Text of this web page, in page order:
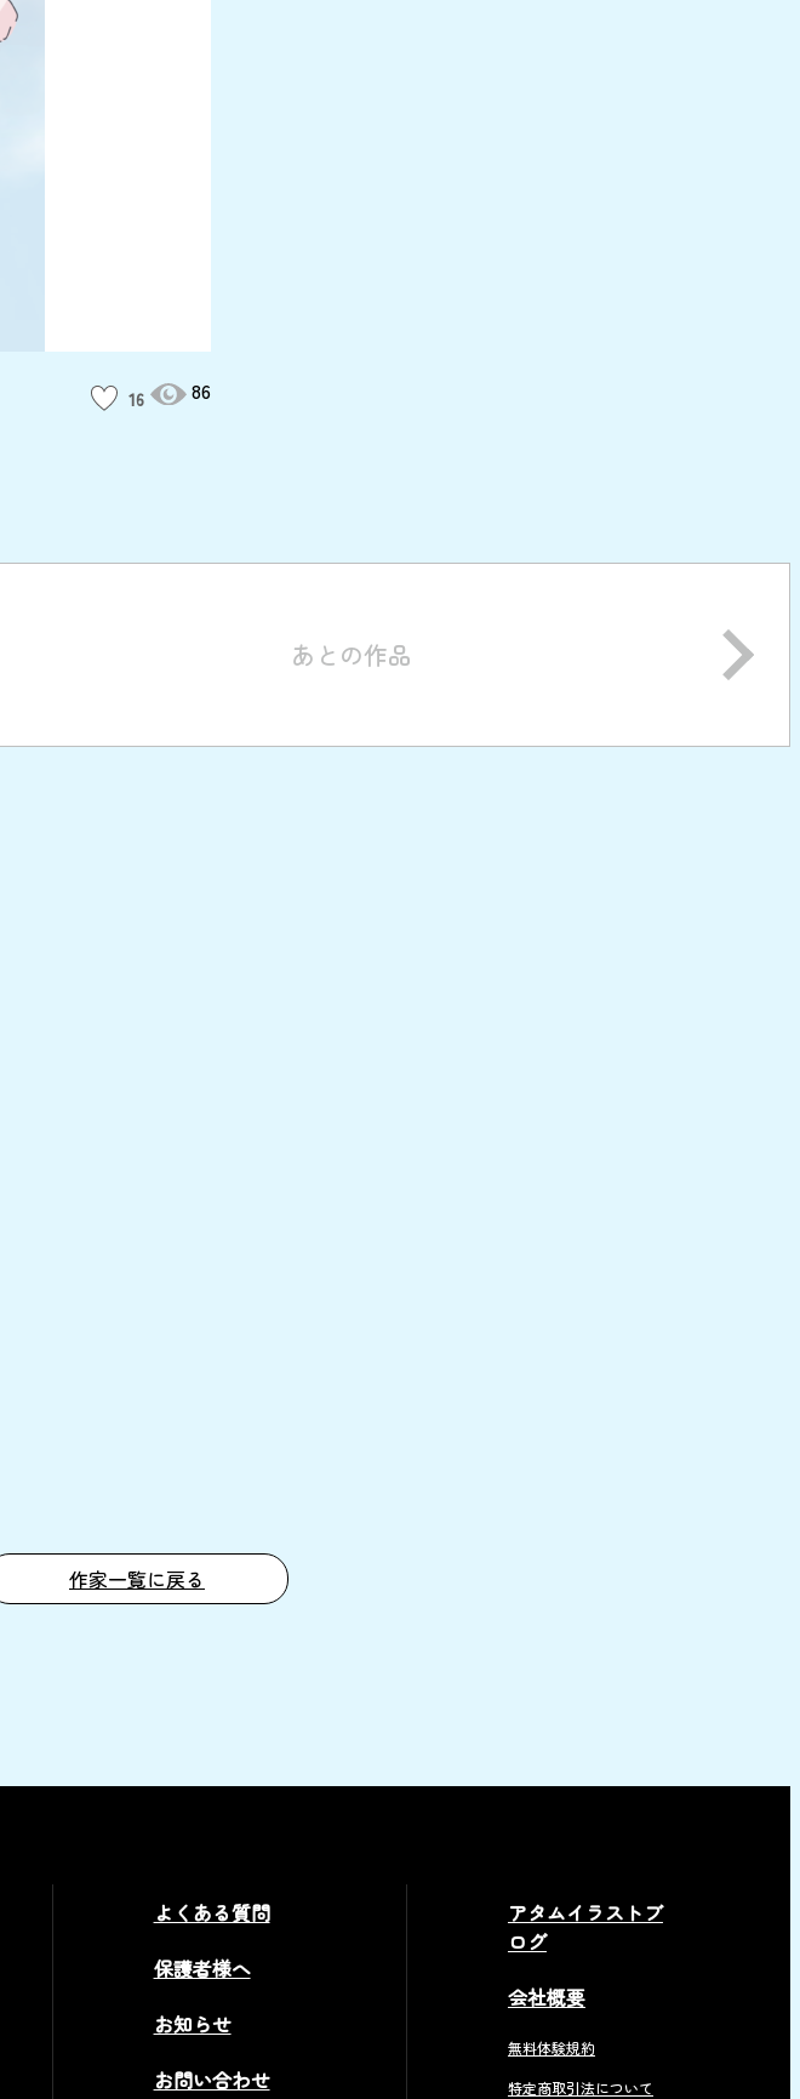
16 86
あとの作品
作家一覧に戻る
よくある質問
保護者様へ
お知らせ
お問い合わせ
アタムイラストブ
ログ
会社概要
無料体験規約
特定商取引法について